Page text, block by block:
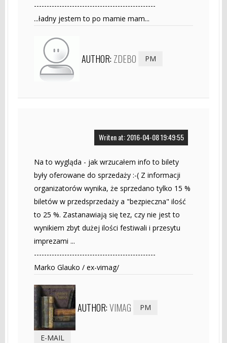
------------------------------------------------
...ładny jestem to po mamie mam...
AUTHOR: ZDEBO PM
Writen at: 2016-04-08 19:49:55
Na to wygląda - jak wrzucałem info to bilety
były oferowane do sprzedaży :-( Z informacji
organizatorów wynika, że sprzedano tylko 15 %
biletów w przedsprzedaży a "bezpieczna" ilość
to 25 %. Zastanawiają się tez, czy nie jest to
wynikiem zbyt dużej ilości festiwali i przesytu
imprezami ...
------------------------------------------------
Marko Glauko / ex-vimag/
AUTHOR:VIMAG PM
E-MAIL